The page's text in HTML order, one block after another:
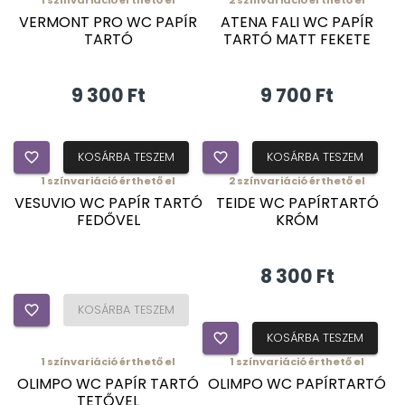
VERMONT PRO WC PAPÍR
TARTÓ
9 300 Ft
favorite_border KOSÁRBA TESZEM
ATENA FALI WC PAPÍR
TARTÓ MATT FEKETE
9 700 Ft
favorite_border KOSÁRBA TESZEM
1 színvariáció érthető el
VESUVIO WC PAPÍR TARTÓ
FEDŐVEL
favorite_border KOSÁRBA TESZEM
2színvariáció érthető el
TEIDE WC PAPÍRTARTÓ
KRÓM
8 300 Ft
favorite_border KOSÁRBA TESZEM
1 színvariáció érthető el
OLIMPO WC PAPÍR TARTÓ
TETŐVEL
1 színvariáció érthető el
OLIMPO WC PAPÍRTARTÓ